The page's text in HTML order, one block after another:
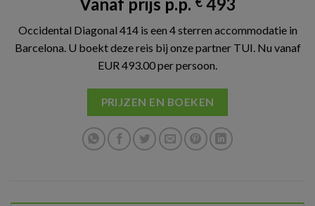
Vanaf prijs p.p. 493
Occidental Diagonal 414 is een 4 sterren accommodatie in
Barcelona. U boekt deze reis bij onze partner TUI. Nu vanaf
EUR 493.00 per persoon.
PRIJZEN EN BOEKEN